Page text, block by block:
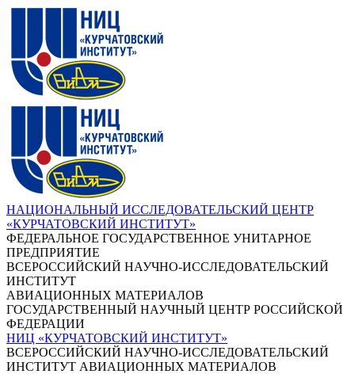
НАЦИОНАЛЬНЫЙ ИССЛЕДОВАТЕЛЬСКИЙ ЦЕНТР
«КУРЧАТОВСКИЙ ИНСТИТУТ»
ФЕДЕРАЛЬНОЕ ГОСУДАРСТВЕННОЕ УНИТАРНОЕ
ПРЕДПРИЯТИЕ
ВСЕРОССИЙСКИЙ НАУЧНО-ИССЛЕДОВАТЕЛЬСКИЙ
ИНСТИТУТ
АВИАЦИОННЫХ МАТЕРИАЛОВ
ГОСУДАРСТВЕННЫЙ НАУЧНЫЙ ЦЕНТР РОССИЙСКОЙ
ФЕДЕРАЦИИ
НИЦ «КУРЧАТОВСКИЙ ИНСТИТУТ»
ВСЕРОССИЙСКИЙ НАУЧНО-ИССЛЕДОВАТЕЛЬСКИЙ
ИНСТИТУТ АВИАЦИОННЫХ МАТЕРИАЛОВ